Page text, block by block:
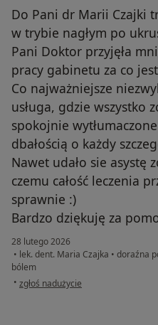
Do Pani dr Marii Czajki
w trybie nagłym po
Pani Doktor przyjęła
pracy gabinetu za co
Co najważniejsze
usługa, gdzie wszystko
spokojnie
dbałością o każdy
Nawet udało sie asystę
czemu całość leczenia
sprawnie :)
Bardzo dziękuję za
28 lutego 2026
• lek. dent. Maria Czajka • doraźna
bólem
• w opinii użytkownika Konto zostało
zgłoś nadużycie